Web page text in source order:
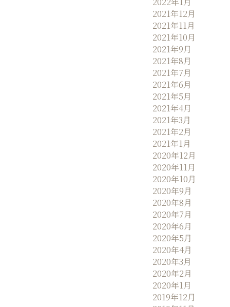
2021年12月
2021年11月
2021年10月
2021年9月
2021年8月
2021年7月
2021年6月
2021年5月
2021年4月
2021年3月
2021年2月
2021年1月
2020年12月
2020年11月
2020年10月
2020年9月
2020年8月
2020年7月
2020年6月
2020年5月
2020年4月
2020年3月
2020年2月
2020年1月
2019年12月